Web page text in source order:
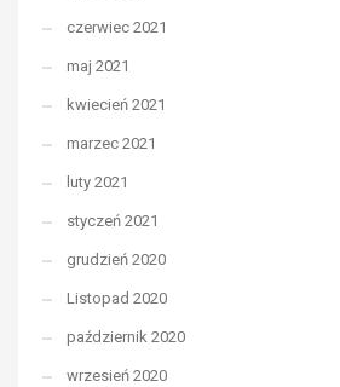
czerwiec 2021
maj 2021
kwiecień 2021
marzec 2021
luty 2021
styczeń 2021
grudzień 2020
Listopad 2020
październik 2020
wrzesień 2020